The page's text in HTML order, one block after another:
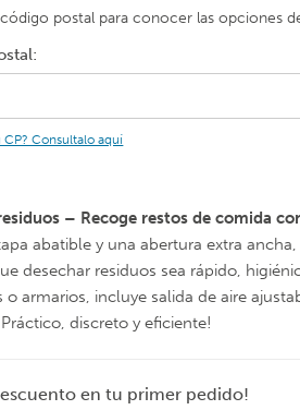
postal para conocer las opciones
CP? Consultalo aquí
– Recoge restos de comida
abatible y una abertura extra
desechar residuos sea rápido,
o armarios, incluye salida de aire
discreto y eficiente!
en tu primer pedido!